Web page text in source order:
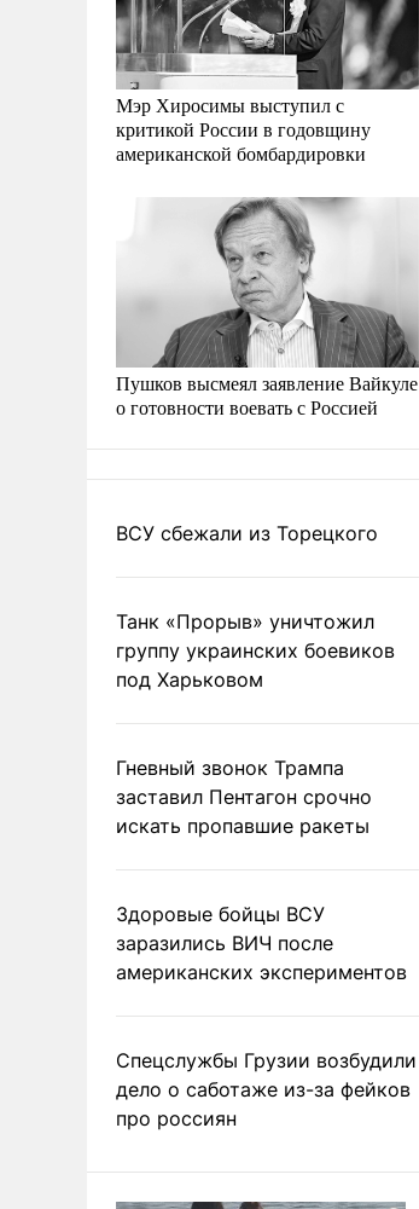
Мэр Хиросимы выступил с
критикой России в годовщину
американской бомбардировки
Пушков высмеял заявление Вайкуле
о готовности воевать с Россией
ВСУ сбежали из Торецкого
Танк «Прорыв» уничтожил
группу украинских боевиков
под Харьковом
Гневный звонок Трампа
заставил Пентагон срочно
искать пропавшие ракеты
Здоровые бойцы ВСУ
заразились ВИЧ после
американских экспериментов
Спецслужбы Грузии возбудили
дело о саботаже из-за фейков
про россиян